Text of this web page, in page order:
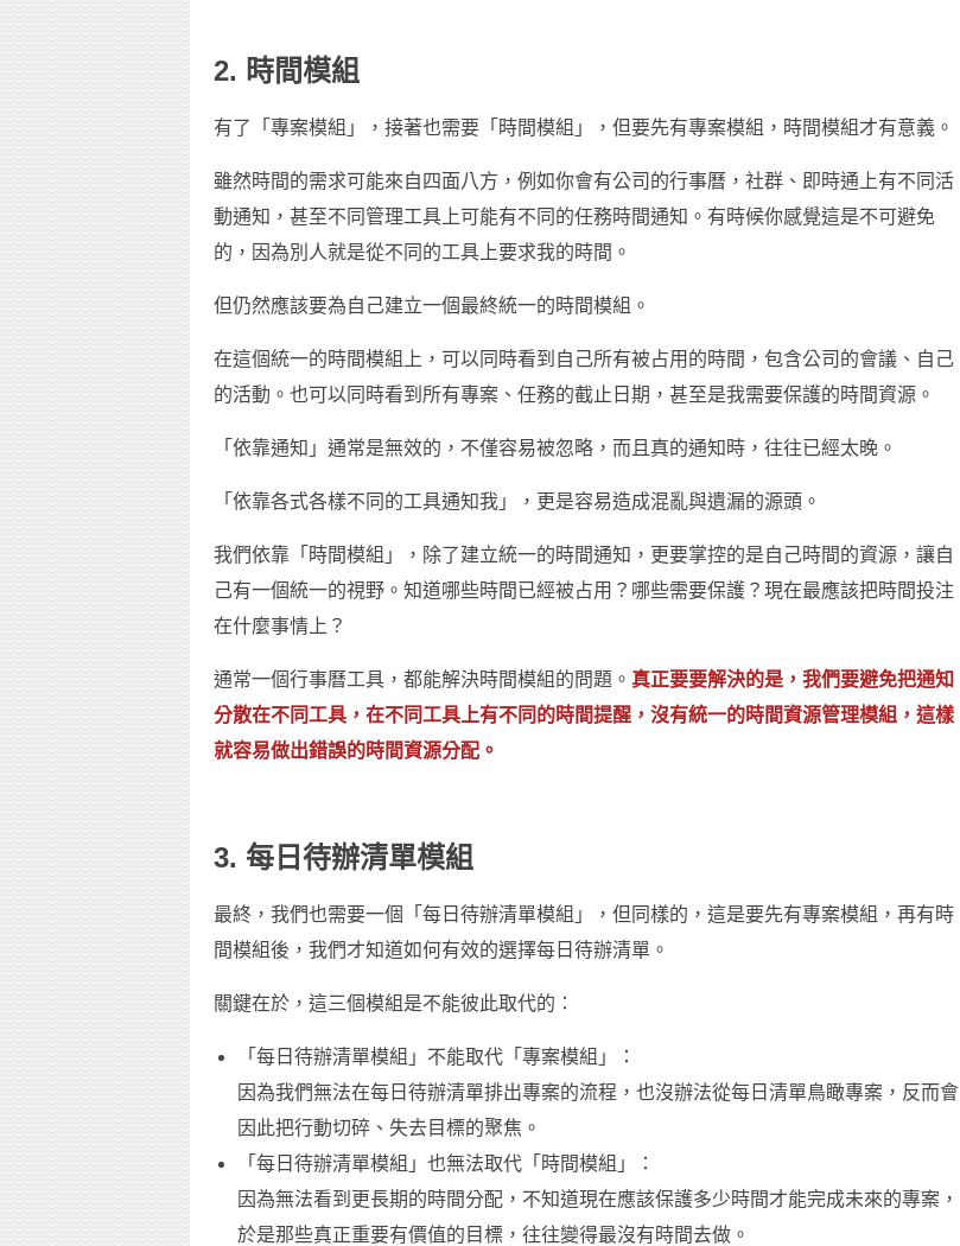
2. 時間模組
有了「專案模組」，接著也需要「時間模組」，但要先有專案模組，時間模組才有意義。
雖然時間的需求可能來自四面八方，例如你會有公司的行事曆，社群、即時通上有不同活
動通知，甚至不同管理工具上可能有不同的任務時間通知。有時候你感覺這是不可避免
的，因為別人就是從不同的工具上要求我的時間。
但仍然應該要為自己建立一個最終統一的時間模組。
在這個統一的時間模組上，可以同時看到自己所有被占用的時間，包含公司的會議、自己
的活動。也可以同時看到所有專案、任務的截止日期，甚至是我需要保護的時間資源。
「依靠通知」通常是無效的，不僅容易被忽略，而且真的通知時，往往已經太晚。
「依靠各式各樣不同的工具通知我」，更是容易造成混亂與遺漏的源頭。
我們依靠「時間模組」，除了建立統一的時間通知，更要掌控的是自己時間的資源，讓自
己有一個統一的視野。知道哪些時間已經被占用？哪些需要保護？現在最應該把時間投注
在什麼事情上？
通常一個行事曆工具，都能解決時間模組的問題。 真正要要解決的是，我們要避免把通知
分散在不同工具，在不同工具上有不同的時間提醒，沒有統一的時間資源管理模組，這樣
就容易做出錯誤的時間資源分配。
3. 每日待辦清單模組
最終，我們也需要一個「每日待辦清單模組」，但同樣的，這是要先有專案模組，再有時
間模組後，我們才知道如何有效的選擇每日待辦清單。
關鍵在於，這三個模組是不能彼此取代的：
「每日待辦清單模組」不能取代「專案模組」：
因為我們無法在每日待辦清單排出專案的流程，也沒辦法從每日清單鳥瞰專案，反而會
因此把行動切碎、失去目標的聚焦。
「每日待辦清單模組」也無法取代「時間模組」：
因為無法看到更長期的時間分配，不知道現在應該保護多少時間才能完成未來的專案，
於是那些真正重要有價值的目標，往往變得最沒有時間去做。